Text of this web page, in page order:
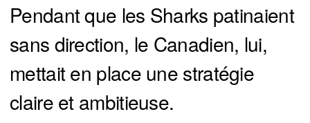
Pendant que les Sharks patinaient
sans direction, le Canadien, lui,
mettait en place une stratégie
claire et ambitieuse.